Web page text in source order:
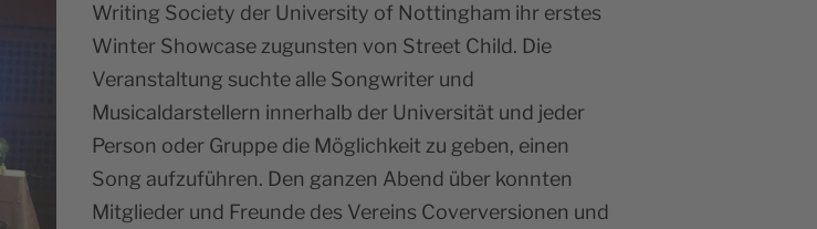
Writing Society der University of Nottingham ihr erstes
Winter Showcase zugunsten von Street Child. Die
Veranstaltung suchte alle Songwriter und
Musicaldarstellern innerhalb der Universität und jeder
Person oder Gruppe die Möglichkeit zu geben, einen
Song aufzuführen. Den ganzen Abend über konnten
Mitglieder und Freunde des Vereins Coverversionen und